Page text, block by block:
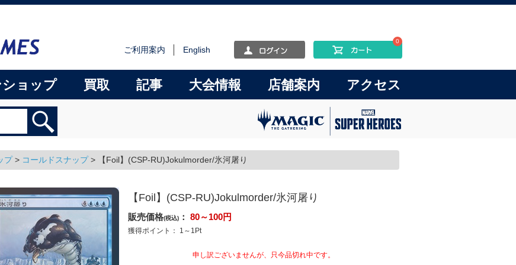
ご利用案内 English
0
ョップ 買取 記事 大会情報 店舗案内 アクセス
プ> コールドスナップ> 【Foil】(CSP-RU)Jokulmorder/氷河屠り
【Foil】(CSP-RU)Jokulmorder/氷河屠り
販売価格(税込) ： 80～100円
獲得ポイント： 1～1 Pt
申し訳ございませんが、只今品切れ中です。